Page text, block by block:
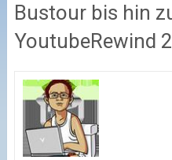
Bustour bis hin
YoutubeRewind